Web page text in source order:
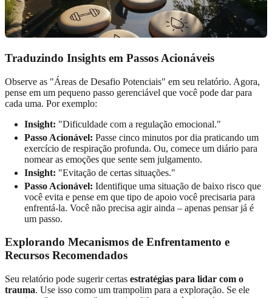
Traduzindo Insights em Passos Acionáveis
Observe as "Áreas de Desafio Potenciais" em seu relatório. Agora,
pense em um pequeno passo gerenciável que você pode dar para
cada uma. Por exemplo:
Insight: "Dificuldade com a regulação emocional."
Passo Acionável: Passe cinco minutos por dia praticando um
exercício de respiração profunda. Ou, comece um diário para
nomear as emoções que sente sem julgamento.
Insight: "Evitação de certas situações."
Passo Acionável: Identifique uma situação de baixo risco que
você evita e pense em que tipo de apoio você precisaria para
enfrentá-la. Você não precisa agir ainda – apenas pensar já é
um passo.
Explorando Mecanismos de Enfrentamento e
Recursos Recomendados
Seu relatório pode sugerir certas estratégias para lidar com o
trauma. Use isso como um trampolim para a exploração. Se ele